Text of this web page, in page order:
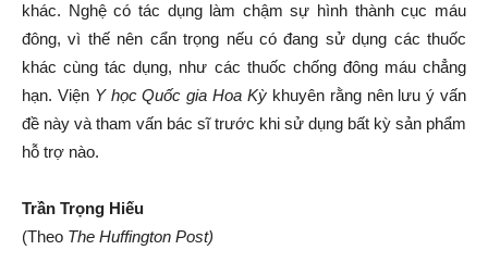
khác. Nghệ có tác dụng làm chậm sự hình thành cục máu
đông, vì thế nên cẩn trọng nếu có đang sử dụng các thuốc
khác cùng tác dụng, như các thuốc chống đông máu chẳng
hạn. Viện Y học Quốc gia Hoa Kỳkhuyên rằng nên lưu ý vấn
đề này và tham vấn bác sĩ trước khi sử dụng bất kỳ sản phẩm
hỗ trợ nào.
Trần Trọng Hiếu
(Theo The Huffington Post)